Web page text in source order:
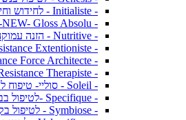
- Initialiste - לחידוש וחיזוק השיער
- NEW- Gloss Absolu- לברק עוצמתי
- Nutritive - הזנה עמוקה לשיער יבש
- Resistance Extentioniste -לחידוש וחיזוק אורכי השיער
- Resistance Force Architecte - לבניה וחיזוק של סיבי השיער
- Resistance Therapiste - לחידוש ושיקום שיער פגום מאד
- Soleil - סוליי- טיפוח לאחר חשיפה לשמש
- Specifique -לטיפול בבעיות קרקפת
- Symbiose - לטיפול בקשקשים